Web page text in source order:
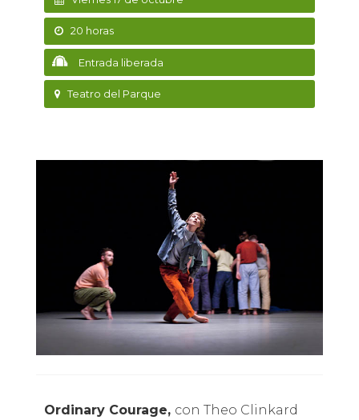
20 horas
Entrada liberada
Teatro del Parque
Ordinary Courage, con Theo Clinkard